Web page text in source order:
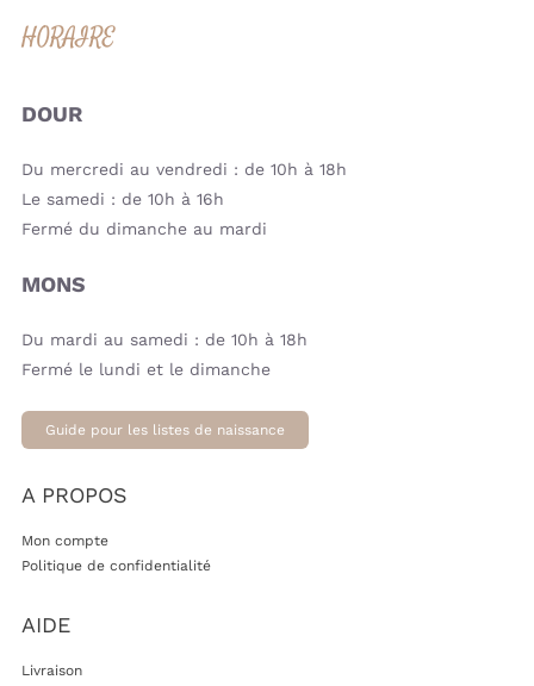
HORAIRE
DOUR
Du mercredi au vendredi : de 10h à 18h
Le samedi : de 10h à 16h
Fermé du dimanche au mardi
MONS
Du mardi au samedi : de 10h à 18h
Fermé le lundi et le dimanche
Guide pour les listes de naissance
A PROPOS
Mon compte
Politique de confidentialité
AIDE
Livraison